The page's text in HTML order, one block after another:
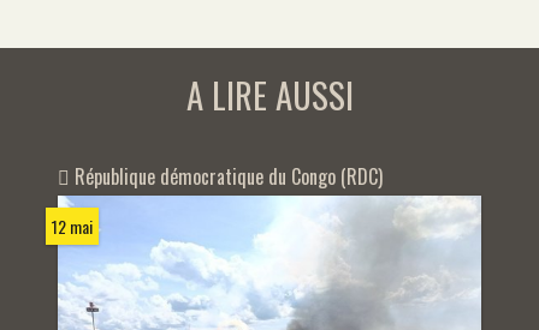
A LIRE AUSSI
République démocratique du Congo (RDC)
12 mai